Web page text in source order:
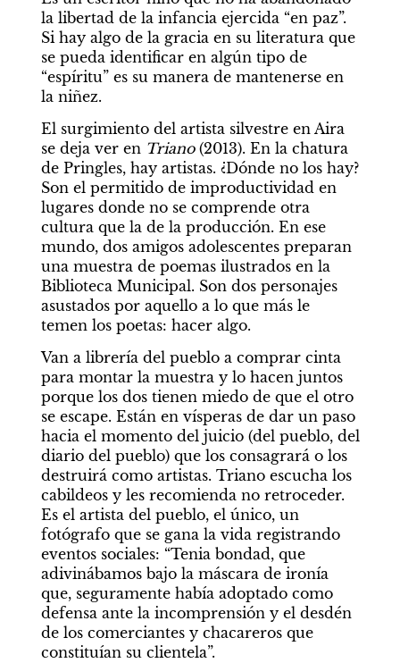
la libertad de la infancia ejercida “en paz”.
Si hay algo de la gracia en su literatura que
se pueda identificar en algún tipo de
“espíritu” es su manera de mantenerse en
la niñez.
El surgimiento del artista silvestre en Aira
se deja ver en Triano (2013). En la chatura
de Pringles, hay artistas. ¿Dónde no los hay?
Son el permitido de improductividad en
lugares donde no se comprende otra
cultura que la de la producción. En ese
mundo, dos amigos adolescentes preparan
una muestra de poemas ilustrados en la
Biblioteca Municipal. Son dos personajes
asustados por aquello a lo que más le
temen los poetas: hacer algo.
Van a librería del pueblo a comprar cinta
para montar la muestra y lo hacen juntos
porque los dos tienen miedo de que el otro
se escape. Están en vísperas de dar un paso
hacia el momento del juicio (del pueblo, del
diario del pueblo) que los consagrará o los
destruirá como artistas. Triano escucha los
cabildeos y les recomienda no retroceder.
Es el artista del pueblo, el único, un
fotógrafo que se gana la vida registrando
eventos sociales: “Tenia bondad, que
adivinábamos bajo la máscara de ironía
que, seguramente había adoptado como
defensa ante la incomprensión y el desdén
de los comerciantes y chacareros que
constituían su clientela”.